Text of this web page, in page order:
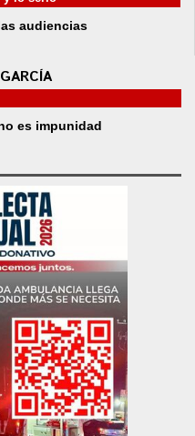
audiencias
es impunidad